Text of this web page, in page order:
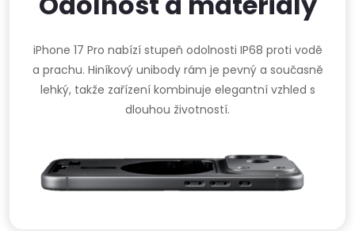
iPhone 17 Pro nabízí stupeň odolnosti IP68 proti vodě
a prachu. Hiníkový unibody rám je pevný a současně
lehký, takže zařízení kombinuje elegantní vzhled s
dlouhou životností.